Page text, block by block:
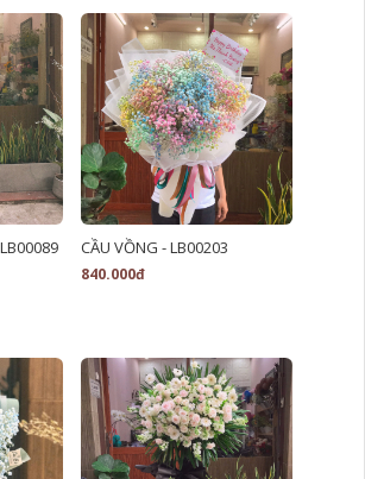
CẦU VỒNG - LB00203
840.000đ